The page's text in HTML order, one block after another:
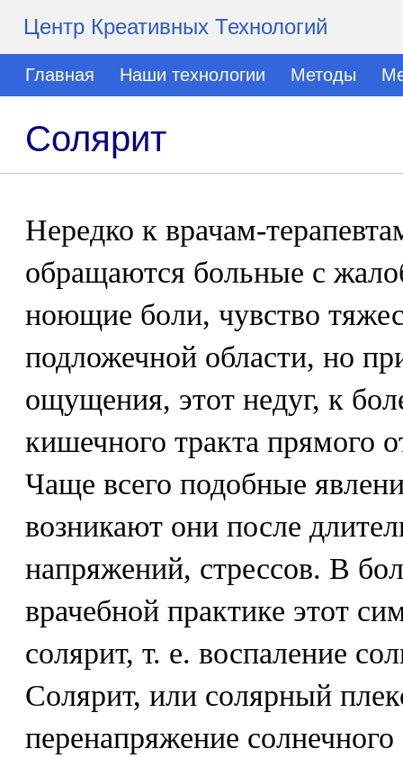
Центр Креативных Технологий
Главная Наши технологии Методы
Солярит
Нередко к врачам-
обращаются больные с
ноющие боли, чувство
подложечной области, но
ощущения, этот недуг, к
кишечного тракта прямого
Чаще всего подобные
возникают они после
напряжений, стрессов. В
врачебной практике этот
солярит, т. е. воспаление
Солярит, или солярный
перенапряжение